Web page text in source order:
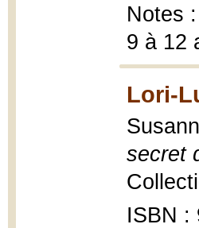
Notes
9 à 12
Lori-
secret
ISBN :